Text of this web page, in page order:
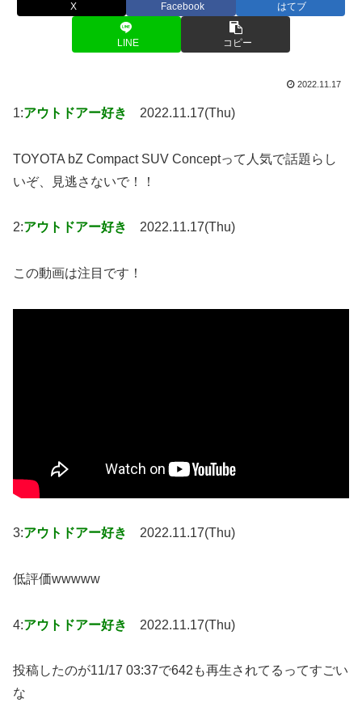
X Facebook はてブ
LINE コピー
2022.11.17
1:アウトドアー好き 2022.11.17(Thu)
TOYOTA bZ Compact SUV Conceptって人気で話題らし
いぞ、見逃さないで！！
2:アウトドアー好き 2022.11.17(Thu)
この動画は注目です！
3:アウトドアー好き 2022.11.17(Thu)
低評価wwwww
4:アウトドアー好き 2022.11.17(Thu)
投稿したのが11/17 03:37で642も再生されてるってすごい
な